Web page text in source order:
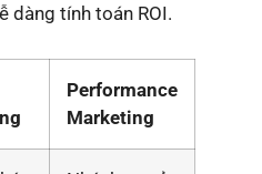
dàng tính toán ROI.
Performance
Marketing